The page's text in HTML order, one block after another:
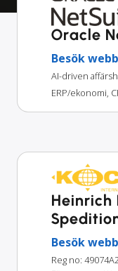
Oracle
Besök
AI-driven
ERP/ekonomi,
Heinrich
Besök
Reg no: